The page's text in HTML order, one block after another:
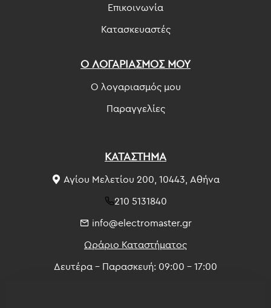
Επικοινωνία
Κατασκευαστές
Ο ΛΟΓΑΡΙΑΣΜΟΣ ΜΟΥ
Ο λογαριασμός μου
Παραγγελίες
ΚΑΤΑΣΤΗΜΑ
Αγίου Μελετίου 200, 10443, Αθήνα
210 5131840
info@electromaster.gr
Ωράριο Καταστήματος
Δευτέρα - Παρασκευή: 09:00 - 17:00